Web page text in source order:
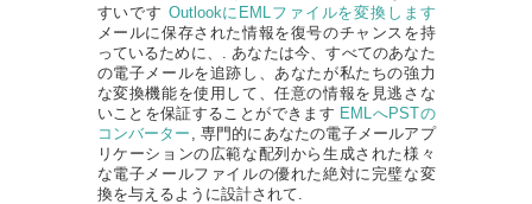
すいです OutlookにEMLファイルを変換します
メールに保存された情報を復号のチャンスを持
っているために、. あなたは今、すべてのあなた
の電子メールを追跡し、あなたが私たちの強力
な変換機能を使用して、任意の情報を見逃さな
いことを保証することができます EMLへPSTの
コンバーター
, 専門的にあなたの電子メールアプ
リケーションの広範な配列から生成された様々
な電子メールファイルの優れた絶対に完璧な変
換を与えるように設計されて.